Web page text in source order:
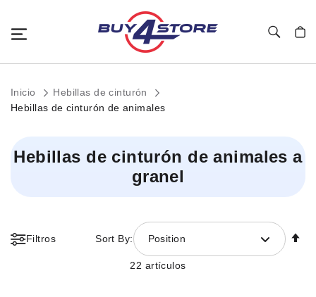
Inicio
Hebillas de cinturón
Hebillas de cinturón de animales
Hebillas de cinturón de animales a
granel
22 artículos
Filtros Sort By: Position